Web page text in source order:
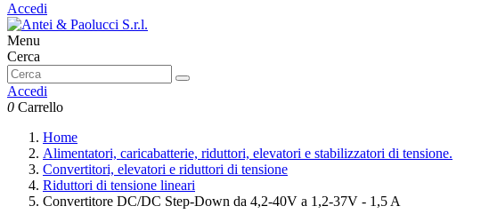
Accedi
Menu
Cerca
Accedi
0 Carrello
Home
Alimentatori, caricabatterie, riduttori, elevatori e stabilizzatori di tensione.
Convertitori, elevatori e riduttori di tensione
Riduttori di tensione lineari
Convertitore DC/DC Step-Down da 4,2-40V a 1,2-37V - 1,5 A